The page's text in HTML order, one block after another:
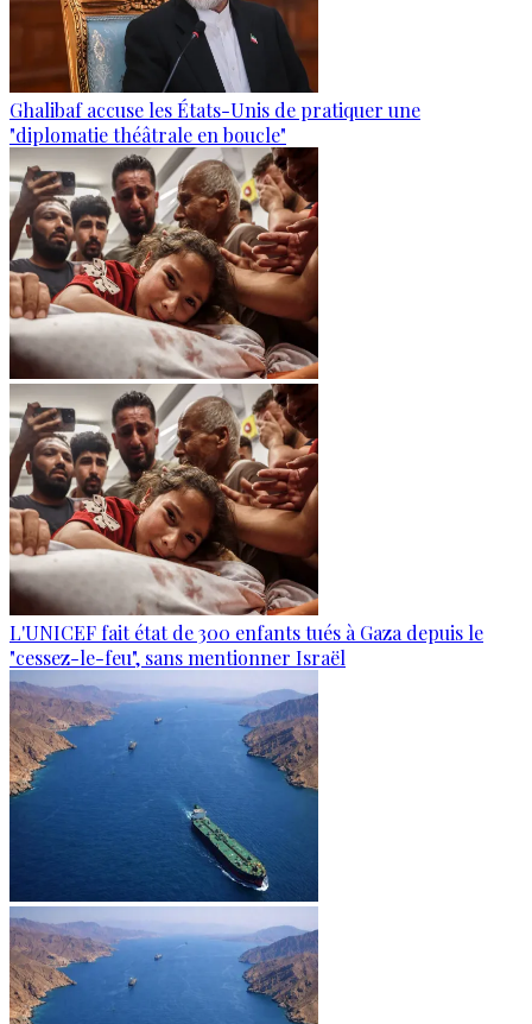
Ghalibaf accuse les États-Unis de pratiquer une
"diplomatie théâtrale en boucle"
L'UNICEF fait état de 300 enfants tués à Gaza depuis le
"cessez-le-feu", sans mentionner Israël